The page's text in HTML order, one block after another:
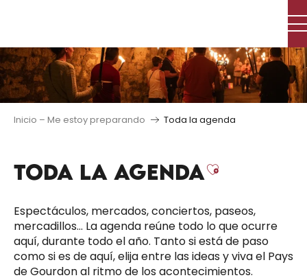
principal
Inicio – Me estoy preparando Toda la agenda
TODA LA AGENDAAjouter
Espectáculos, mercados, conciertos, paseos,
mercadillos… La agenda reúne todo lo que ocurre
aquí, durante todo el año. Tanto si está de paso
como si es de aquí, elija entre las ideas y viva el Pays
de Gourdon al ritmo de los acontecimientos.